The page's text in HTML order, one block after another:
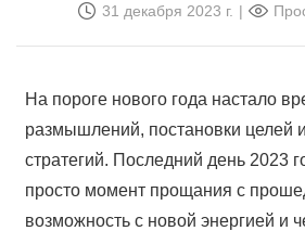
31 декабря 2023 г. |
На пороге нового года настало
размышлений, постановки целей
стратегий. Последний день 2023
просто момент прощания с
возможность с новой энергией и